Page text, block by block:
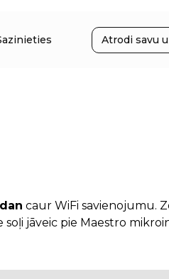
Atrodi savu
caur WiFi savienojumu.
soļi jāveic pie Maestro